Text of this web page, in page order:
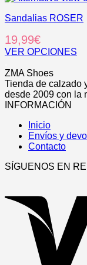
en
página
de
múltiples
Las
opciones
pueden
elegir
en
la
producto
Sandalias ROSER
19,99€
VER OPCIONES
producto
tiene
múltiples
variantes.
opciones
pueden
en
de
producto
ZMA Shoes
Tienda de calzado
desde 2009 con la
INFORMACIÓN
Inicio
Envíos y
Contacto
SÍGUENOS EN